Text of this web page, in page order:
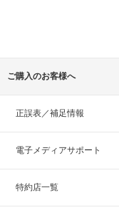
ご購入のお客様へ
正誤表／補足情報
電子メディアサポート
特約店一覧